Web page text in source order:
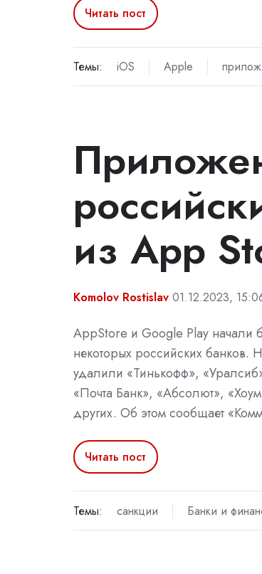
Читать пост
Темы: iOS Apple
из App
Komolov Rostislav 01.12.2023,
AppStore и Google Play начали
некоторых российских банков.
удалили «Тинькофф»,
«Почта Банк», «Абсолют»,
других. Об этом сообщает
Читать пост
Темы: санкции Банки и